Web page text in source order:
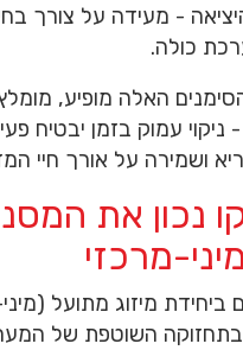
- מעידה על צורך
כולה.
האלה מופיע,
ניקוי עמוק בזמן יבטיח
ושמירה על אורך חיי
נכון את
מרכזי
ביחידת מיזוג מתועל
השוטפת של